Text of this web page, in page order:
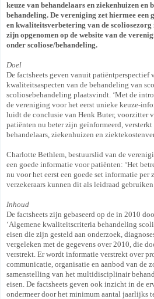
keuze van behandelaars en ziekenhuizen en
behandeling. De vereniging zet hiermee
en kwaliteitsverbetering van de scoliosezorg
zijn opgenomen op de website van de
onder scoliose/behandeling.
Doel
De factsheets geven vanuit patiëntperspectief
kwaliteitsaspecten van de behandeling van
scoliosebehandeling plaatsvindt. ‘Met de
de vereniging voor het eerst unieke keuze-
luidt de conclusie van Henk Buter, voorzitter
patiënten nu beter zijn geïnformeerd,
behandelaars, ziekenhuizen en
Charlotte Bethlem, bestuurslid van de
een goede informatie voor patiënten: ‘Het
nu voor het eerst een goede set informatie per
verzekeraars kunnen dit als leidraad
Inhoud
De factsheets zijn gebaseerd op de in 2010
‘Algemene kwaliteitscriteria behandeling
eisen die zijn gesteld aan onderzoek,
vergeleken met de gegevens over 2010, die
verstrekt. Er wordt informatie verstrekt over
communicatie, organisatie en aanbod van de
samenstelling van het multidisciplinair
eisen. De factsheets geven ook inzicht in de
ondermeer door het minimum aantal jaarlijks